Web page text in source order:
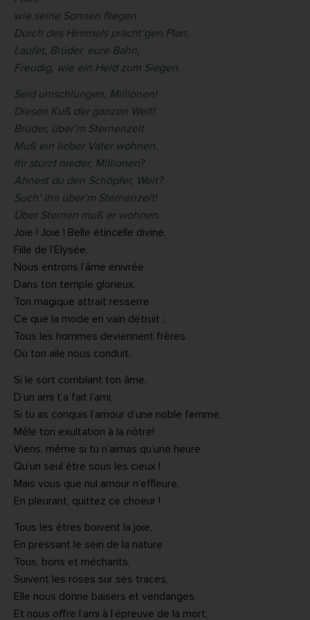
wie seine Sonnen fliegen
Durch des Himmels prächt’gen Plan,
Laufet, Brüder, eure Bahn,
Freudig, wie ein Held zum Siegen.
Seid umschlungen, Millionen!
Diesen Kuß der ganzen Welt!
Brüder, über’m Sternenzelt
Muß ein lieber Vater wohnen.
Ihr stürzt nieder, Millionen?
Ahnest du den Schöpfer, Welt?
Such’ ihn über’m Sternenzelt!
Über Sternen muß er wohnen.
Joie ! Joie ! Belle étincelle divine,
Fille de l’Elysée,
Nous entrons l’âme enivrée
Dans ton temple glorieux.
Ton magique attrait resserre
Ce que la mode en vain détruit ;
Tous les hommes deviennent frères
Où ton aile nous conduit.
Si le sort comblant ton âme,
D’un ami t’a fait l’ami,
Si tu as conquis l’amour d’une noble femme,
Mêle ton exultation à la nôtre!
Viens, même si tu n’aimas qu’une heure
Qu’un seul être sous les cieux !
Mais vous que nul amour n’effleure,
En pleurant, quittez ce choeur !
Tous les êtres boivent la joie,
En pressant le sein de la nature
Tous, bons et méchants,
Suivent les roses sur ses traces,
Elle nous donne baisers et vendanges,
Et nous offre l’ami à l’épreuve de la mort,